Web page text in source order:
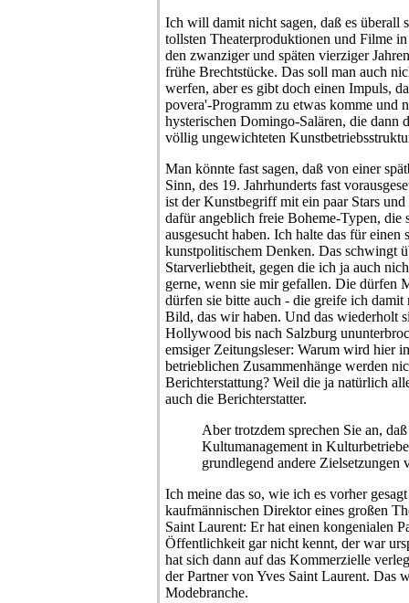
Ich will damit nicht sagen, daß es überall
tollsten Theaterproduktionen und Filme
den zwanziger und späten vierziger
frühe Brechtstücke. Das soll man auch
werfen, aber es gibt doch einen Impuls,
povera'-Programm zu etwas komme und
hysterischen Domingo-Salären, die dann
völlig ungewichteten
Man könnte fast sagen, daß von einer
Sinn, des 19. Jahrhunderts fast
ist der Kunstbegriff mit ein paar Stars
dafür angeblich freie Boheme-Typen,
ausgesucht haben. Ich halte das für
kunstpolitischem Denken. Das schwingt
Starverliebtheit, gegen die ich ja auch
gerne, wenn sie mir gefallen. Die dürfen
dürfen sie bitte auch - die greife ich
Bild, das wir haben. Und das wiederholt
Hollywood bis nach Salzburg
emsiger Zeitungsleser: Warum wird hier
betrieblichen Zusammenhänge werden
Berichterstattung? Weil die ja natürlich
auch die Berichterstatter.
Aber trotzdem sprechen Sie an,
Kultumanagement in
grundlegend andere Zielsetzungen
Ich meine das so, wie ich es vorher
kaufmännischen Direktor eines großen
Saint Laurent: Er hat einen kongenialen
Öffentlichkeit gar nicht kennt, der war
hat sich dann auf das Kommerzielle
der Partner von Yves Saint Laurent. Das
Modebranche.